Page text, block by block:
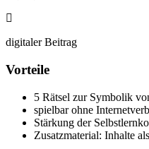

digitaler Beitrag
Vorteile
5 Rätsel zur Symbolik
spielbar ohne
Stärkung der
Zusatzmaterial: Inhalte